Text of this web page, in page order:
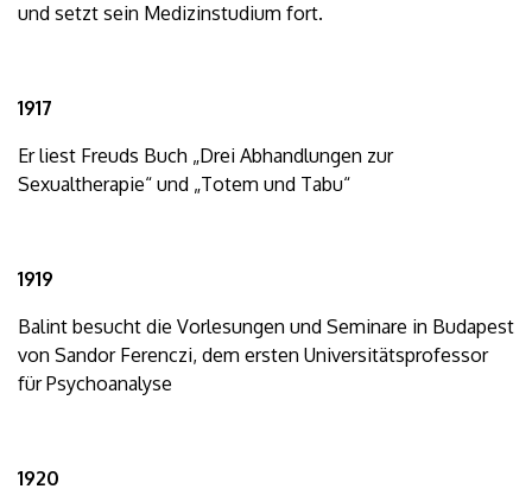
und setzt sein Medizinstudium fort.
1917
Er liest Freuds Buch „Drei Abhandlungen zur
Sexualtherapie“ und „Totem und Tabu“
1919
Balint besucht die Vorlesungen und Seminare in Budapest
von Sandor Ferenczi, dem ersten Universitätsprofessor
für Psychoanalyse
1920